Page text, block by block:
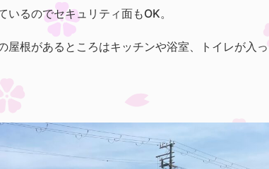
るのでセキュリティ面もOK。
屋根があるところはキッチンや浴室、トイレが入っ